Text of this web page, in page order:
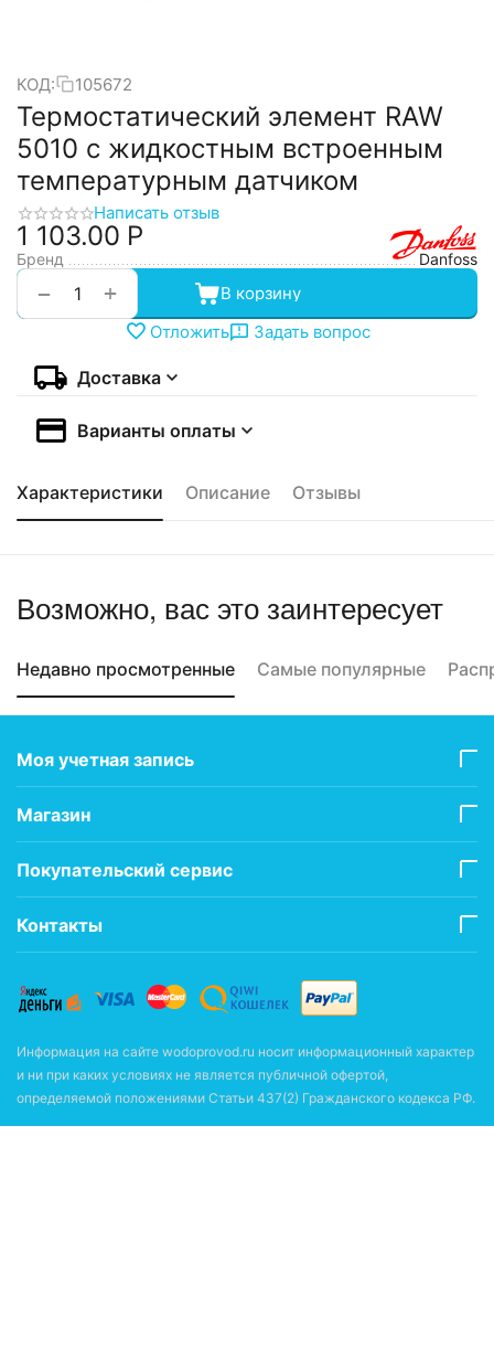
КОД: 105672
Термостатический элемент RAW
5010 с жидкостным встроенным
температурным датчиком
Написать отзыв
1 103.00 Р
Бренд Danfoss
+
−
В корзину
Отложить
Задать вопрос
Доставка
Варианты оплаты
Характеристики Описание Отзывы
Возможно, вас это заинтересует
Недавно просмотренные Самые популярные
Моя учетная запись
Магазин
Покупательский сервис
Контакты
Информация на сайте wodoprovod.ru носит информационный характер
и ни при каких условиях не является публичной офертой,
определяемой положениями Статьи 437(2) Гражданского кодекса РФ.